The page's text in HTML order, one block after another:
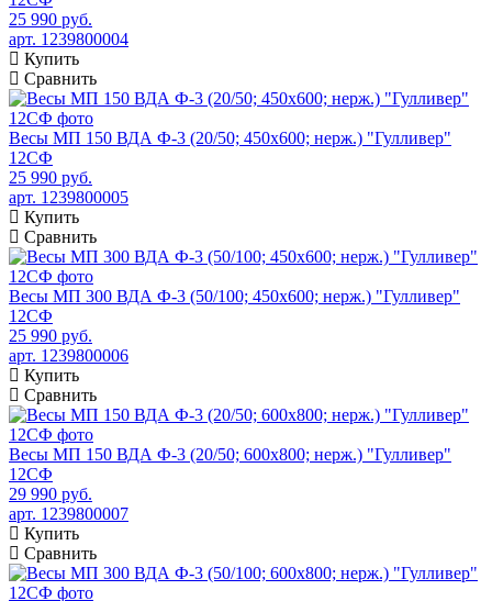
25 990 руб.
арт. 1239800004
Купить
Сравнить
Весы МП 150 ВДА Ф-3 (20/50; 450х600; нерж.) "Гулливер"
12СФ
25 990 руб.
арт. 1239800005
Купить
Сравнить
Весы МП 300 ВДА Ф-3 (50/100; 450х600; нерж.) "Гулливер"
12СФ
25 990 руб.
арт. 1239800006
Купить
Сравнить
Весы МП 150 ВДА Ф-3 (20/50; 600х800; нерж.) "Гулливер"
12СФ
29 990 руб.
арт. 1239800007
Купить
Сравнить